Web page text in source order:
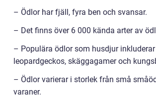
– Ödlor har fjäll, fyra ben och svansar.
– Det finns över 6 000 kända arter av
– Populära ödlor som husdjur inkluderar
leopardgeckos, skäggagamer och
– Ödlor varierar i storlek från små
varaner.